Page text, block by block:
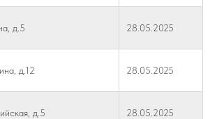
д.5 28.05.2025
д.12 28.05.2025
д.5 28.05.2025